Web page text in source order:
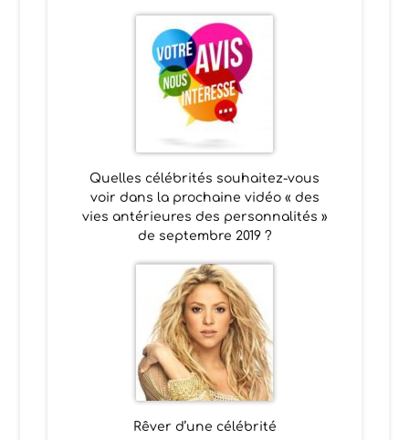
Quelles célébrités souhaitez-vous
voir dans la prochaine vidéo « des
vies antérieures des personnalités »
de septembre 2019 ?
Rêver d’une célébrité